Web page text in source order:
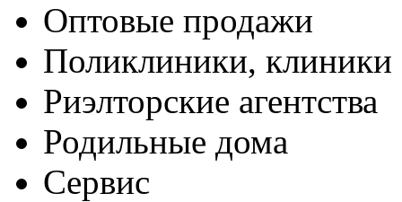
Оптовые продажи
Поликлиники, клиники
Риэлторские агентства
Родильные дома
Сервис